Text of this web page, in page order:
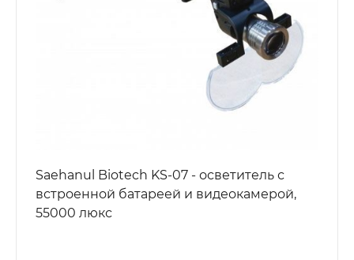
Saehanul Biotech KS-07 - осветитель с
встроенной батареей и видеокамерой,
55000 люкс